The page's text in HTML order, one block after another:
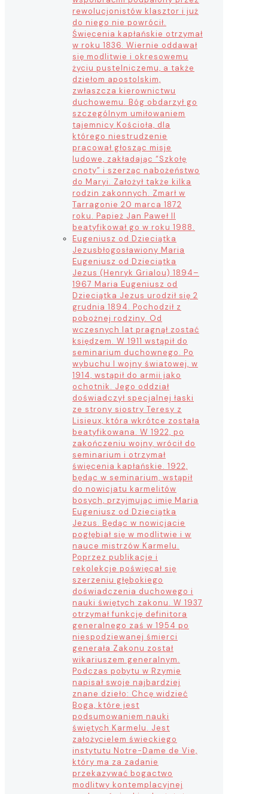
rewolucjonistów klasztor i już
do niego nie powrócił.
Święcenia kapłańskie otrzymał
w roku 1836. Wiernie oddawał
się modlitwie i okresowemu
życiu pustelniczemu, a także
dziełom apostolskim,
zwłaszcza kierownictwu
duchowemu. Bóg obdarzył go
szczególnym umiłowaniem
tajemnicy Kościoła, dla
którego niestrudzenie
pracował głosząc misje
ludowe, zakładając “Szkołę
cnoty” i szerząc nabożeństwo
do Maryi. Założył także kilka
rodzin zakonnych. Zmarł w
Tarragonie 20 marca 1872
roku. Papież Jan Paweł II
beatyfikował go w roku 1988.
Eugeniusz od Dzieciątka
Jezusbłogosławiony Maria
Eugeniusz od Dzieciątka
Jezus (Henryk Grialou) 1894–
1967 Maria Eugeniusz od
Dzieciątka Jezus urodził się 2
grudnia 1894. Pochodził z
pobożnej rodziny. Od
wczesnych lat pragnął zostać
księdzem. W 1911 wstąpił do
seminarium duchownego. Po
wybuchu I wojny światowej, w
1914, wstąpił do armii jako
ochotnik. Jego oddział
doświadczył specjalnej łaski
ze strony siostry Teresy z
Lisieux, która wkrótce została
beatyfikowana. W 1922, po
zakończeniu wojny, wrócił do
seminarium i otrzymał
święcenia kapłańskie. 1922,
będąc w seminarium, wstąpił
do nowicjatu karmelitów
bosych, przyjmując imię Maria
Eugeniusz od Dzieciątka
Jezus. Będąc w nowicjacie
pogłębiał się w modlitwie i w
nauce mistrzów Karmelu.
Poprzez publikacje i
rekolekcje poświęcał się
szerzeniu głębokiego
doświadczenia duchowego i
nauki świętych zakonu. W 1937
otrzymał funkcję definitora
generalnego zaś w 1954 po
niespodziewanej śmierci
generała Zakonu został
wikariuszem generalnym.
Podczas pobytu w Rzymie
napisał swoje najbardziej
znane dzieło: Chcę widzieć
Boga, które jest
podsumowaniem nauki
świętych Karmelu. Jest
założycielem świeckiego
instytutu Notre-Dame de Vie,
który ma za zadanie
przekazywać bogactwo
modlitwy kontemplacyjnej